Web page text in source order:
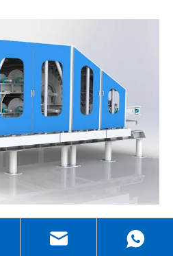
dụng của vật liệu không dệt